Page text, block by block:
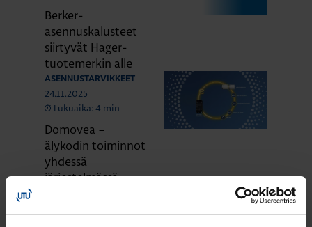
Berker-
asennuskalusteet
siirtyvät Hager-
tuotemerkin alle
ASENNUSTARVIKKEET
24.11.2025
Lukuaika: 4 min
Domovea –
älykodin toiminnot
yhdessä
järjestelmässä